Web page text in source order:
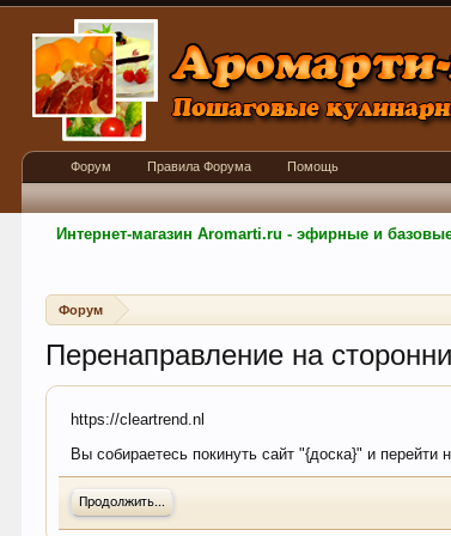
Интернет-магазин Aromarti.ru - эфирные и
Форум
Перенаправление на
https://cleartrend.nl
Вы собираетесь покинуть сайт "{доска}" и
Продолжить...
Форум Правила Форума Помощь